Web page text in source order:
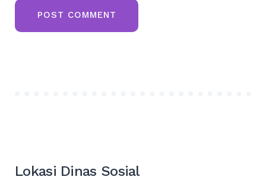
Lokasi Dinas Sosial